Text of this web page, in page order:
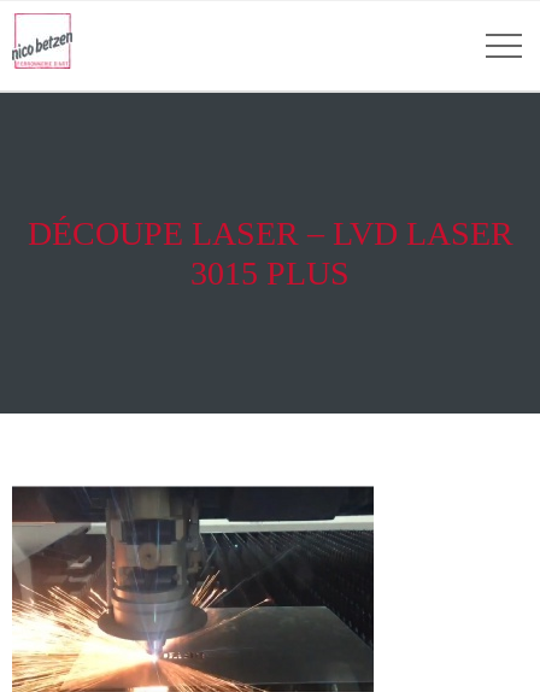
DÉCOUPE LASER – LVD LASER
3015 PLUS